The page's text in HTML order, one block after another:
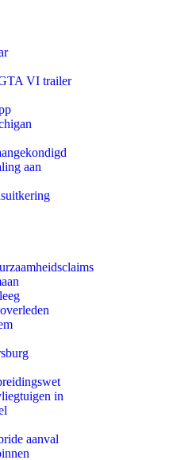
VI trailer
aan
in
aanval